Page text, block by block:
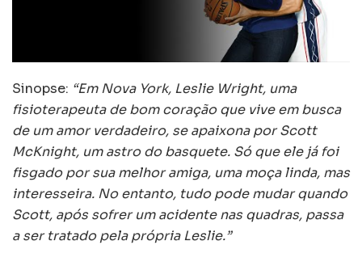
Sinopse: “Em Nova York, Leslie Wright, uma
fisioterapeuta de bom coração que vive em busca
de um amor verdadeiro, se apaixona por Scott
McKnight, um astro do basquete. Só que ele já foi
fisgado por sua melhor amiga, uma moça linda, mas
interesseira. No entanto, tudo pode mudar quando
Scott, após sofrer um acidente nas quadras, passa
a ser tratado pela própria Leslie.”